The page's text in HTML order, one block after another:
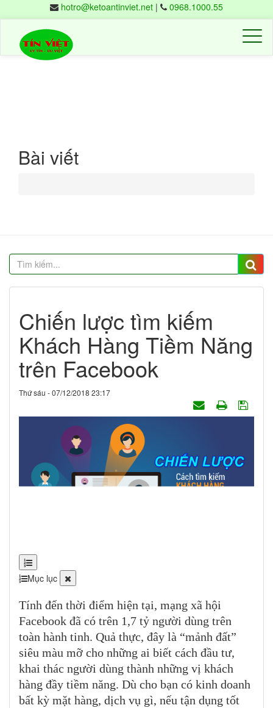
hotro@ketoantinviet.net | 0968.1000.55
Kế
toán
Bài viết
Chiến lược tìm kiếm
Khách Hàng Tiềm Năng
trên Facebook
Thứ sáu - 07/12/2018 23:17
Mục lục
Tính đến thời điểm hiện tại, mạng xã hội
Facebook đã có trên 1,7 tỷ người dùng trên
toàn hành tinh. Quả thực, đây là “mảnh đất”
siêu màu mỡ cho những ai biết cách đầu tư,
khai thác người dùng thành những vị khách
hàng đầy tiềm năng. Dù cho bạn có kinh doanh
bất kỳ mặt hàng, dịch vụ gì, nếu tận dụng tốt